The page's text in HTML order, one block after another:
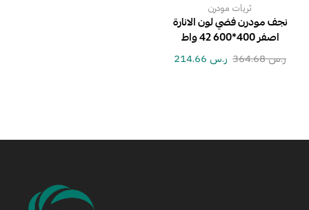
ثريات مودرن
نجف مودرن فضي لون الانارة
اصفر 400*600 42 واط
ر.س364.68 ر.س